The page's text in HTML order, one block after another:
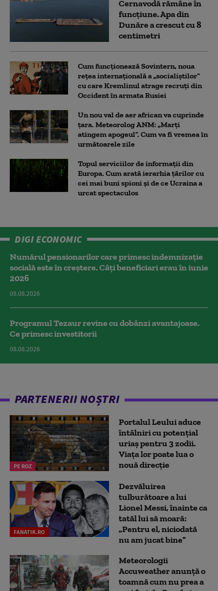
Cernavodă rămâne în
funcțiune. Apa din
Dunăre a crescut cu 8
centimetri
Cum funcționează Sovintern, noua
rețea internațională a „socialiștilor”
cu care Kremlinul atrage recruți din
Occident în armata Rusiei
Un nou val de aer african va cuprinde
țara. Meteorolog ANM: „Marți
atingem apogeul”. Cum va fi vremea în
următoarele zile
Topul serviciilor de informații din
Europa. Cum arată ierarhia țărilor cu
cei mai buni spioni și de ce Ucraina a
urcat spectaculos
DIGI ECONOMIC
Numărul pensionarilor care primesc indemnizaţie
socială este în creștere. Câți beneficiari erau în iunie
2026
08.08.2026
Programul Tezaur revine cu dobânzi avantajoase.
Ce primesc investitorii
08.08.2026
PARTENERII NOȘTRI
PE ROZ
Portalul Leului aduce
întâlniri cu potențial
uriaș pentru 3 zodii.
Viața lor poate lua o
nouă direcție
FANATIK.RO
Dezvăluirea
tulburătoare a lui
Lionel Messi, înainte ca
tatăl lui să moară:
„Pentru el, niciodată
nu am jucat bine”
Meteorologii
Accuweather anunță o
toamnă cum nu prea a